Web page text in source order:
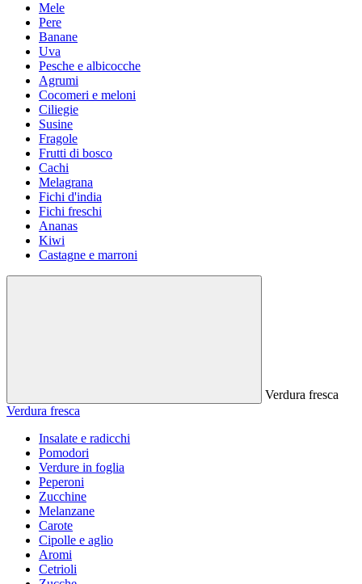
Mele
Pere
Banane
Uva
Pesche e albicocche
Agrumi
Cocomeri e meloni
Ciliegie
Susine
Fragole
Frutti di bosco
Cachi
Melagrana
Fichi d'india
Fichi freschi
Ananas
Kiwi
Castagne e marroni
Verdura fresca
Verdura fresca
Insalate e radicchi
Pomodori
Verdure in foglia
Peperoni
Zucchine
Melanzane
Carote
Cipolle e aglio
Aromi
Cetrioli